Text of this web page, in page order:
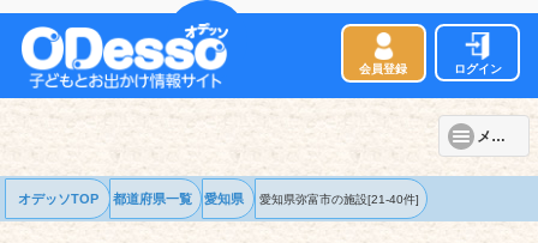
会員登録 ログイン
メニュー
オデッソTOP 都道府県一覧 愛知県 愛知県弥富市の施設[21-40件]